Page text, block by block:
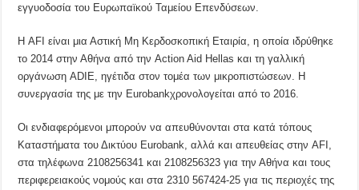
εγγυοδοσία του Ευρωπαϊκού Ταμείου Επενδύσεων.
Η AFI είναι μια Αστική Μη Κερδοσκοπική Εταιρία, η οποία ιδρύθηκε
το 2014 στην Αθήνα από την Action Aid Hellas και τη γαλλική
οργάνωση ADIE, ηγέτιδα στον τομέα των μικροπιστώσεων. Η
συνεργασία της με την Eurobankχρονολογείται από το 2016.
Οι ενδιαφερόμενοι μπορούν να απευθύνονται στα κατά τόπους
Καταστήματα του Δικτύου Eurobank, αλλά και απευθείας στην AFI,
στα τηλέφωνα 2108256341 και 2108256323 για την Αθήνα και τους
περιφερειακούς νομούς και στα 2310 567424-25 για τις περιοχές της